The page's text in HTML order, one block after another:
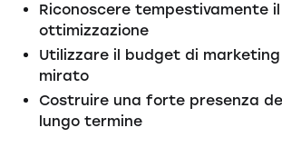
Riconoscere tempestivamente
ottimizzazione
Utilizzare il budget di
mirato
Costruire una forte presenza
lungo termine